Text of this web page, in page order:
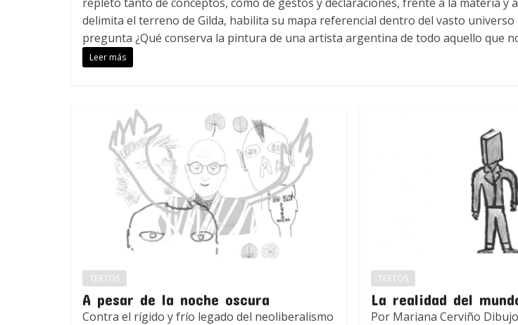
delimita el terreno de Gilda, habilita su mapa referencial dentro del vasto universo
pregunta ¿Qué conserva la pintura de una artista argentina de todo aquello que
Leer más
TEXTOS
A pesar de la noche oscura
Contra el rígido y frío legado del neoliberalismo
TEXTOS
La realidad del
Por Mariana Cerviño